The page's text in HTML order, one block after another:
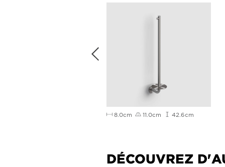
8.0cm 11.0cm 42.6cm
DÉCOUVREZ